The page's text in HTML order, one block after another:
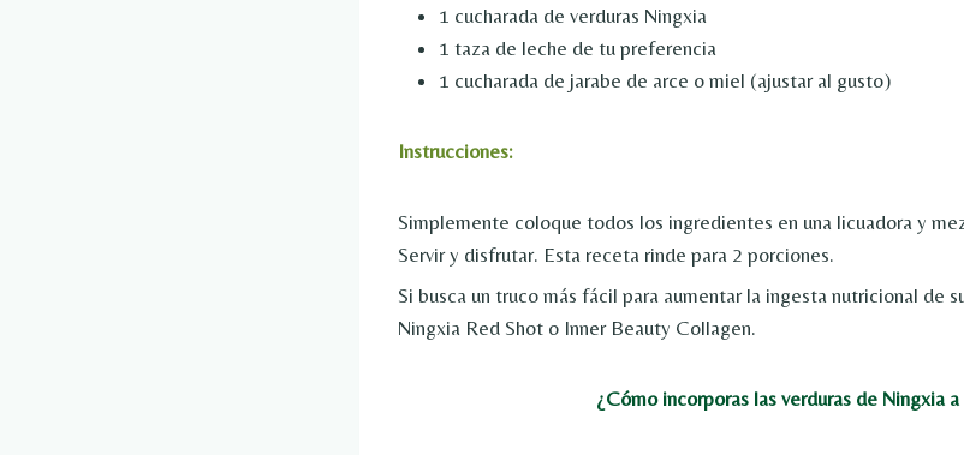
1 cucharada de verduras Ningxia
1 taza de leche de tu preferencia
1 cucharada de jarabe de arce o miel (ajustar al gusto)
Instrucciones:
Simplemente coloque todos los ingredientes en una licuadora y
Servir y disfrutar. Esta receta rinde para 2 porciones.
Si busca un truco más fácil para aumentar la ingesta nutricional de
Ningxia Red Shot o Inner Beauty Collagen.
¿Cómo incorporas las verduras de Ningxia